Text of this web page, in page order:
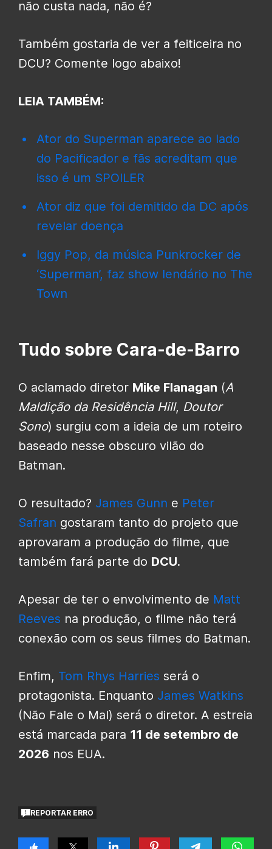
não custa nada, não é?
Também gostaria de ver a feiticeira no
DCU? Comente logo abaixo!
LEIA TAMBÉM:
Ator do Superman aparece ao lado
do Pacificador e fãs acreditam que
isso é um SPOILER
Ator diz que foi demitido da DC após
revelar doença
Iggy Pop, da música Punkrocker de
‘Superman’, faz show lendário no The
Town
Tudo sobre Cara-de-Barro
O aclamado diretor Mike Flanagan (A
Maldição da Residência Hill, Doutor
Sono) surgiu com a ideia de um roteiro
baseado nesse obscuro vilão do
Batman.
O resultado? James Gunn e Peter
Safran gostaram tanto do projeto que
aprovaram a produção do filme, que
também fará parte do DCU.
Apesar de ter o envolvimento de Matt
Reeves na produção, o filme não terá
conexão com os seus filmes do Batman.
Enfim, Tom Rhys Harries será o
protagonista. Enquanto James Watkins
(Não Fale o Mal) será o diretor. A estreia
está marcada para 11 de setembro de
2026 nos EUA.
REPORTAR ERRO